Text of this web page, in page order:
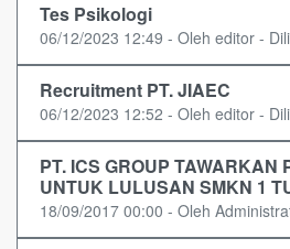
Tes Psikologi
06/12/2023 12:49 - Oleh editor -
Recruitment PT. JIAEC
06/12/2023 12:52 - Oleh editor -
PT. ICS GROUP TAWARKAN
UNTUK LULUSAN SMKN 1
18/09/2017 00:00 - Oleh